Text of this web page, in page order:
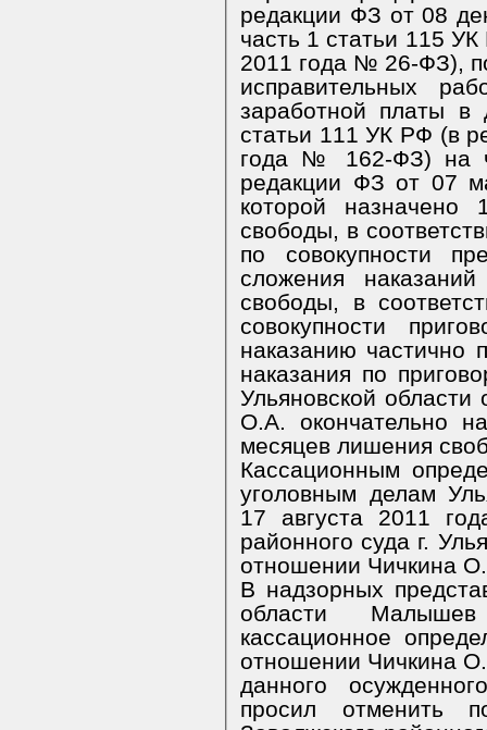
редакции ФЗ от 08
часть 1 статьи 115
2011 года № 26-ФЗ),
исправительных
заработной платы в
статьи 111 УК РФ (в
года № 162-ФЗ) на
редакции ФЗ от 07
которой
свободы, в
по совокупности
сложения
свободы, в
совокупности
наказанию частично
наказания по
Ульяновской
О.А. окончательно
месяцев лишения
Кассационным
уголовным делам
17 августа 2011
районного суда г.
отношении Чичкина
В надзорных
области
кассационное
отношении Чичкина
данного
просил отменить